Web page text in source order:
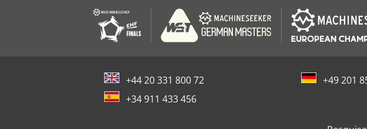
+44 20 331 800 72 +49 201
+34 911 433 456